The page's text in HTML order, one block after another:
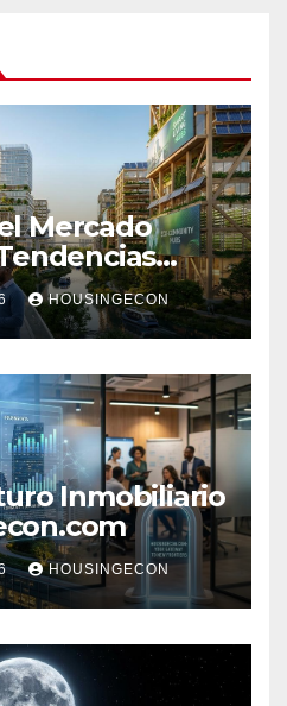
Mercado
HOUSINGECON
Inmobiliario
HOUSINGECON